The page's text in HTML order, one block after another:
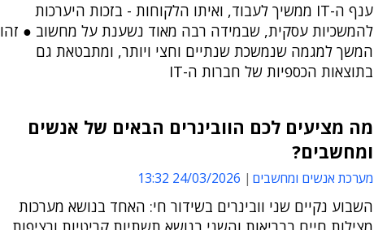
ענף ה-IT ממשיך לעבוד, ואיתו הלקוחות - בזכות היערכות
להמשכיות עסקית, שבמידה רבה מאוד נשענת על מחשוב ● זהו
המשך למגמה שנמשכת שנתיים וחצי ויותר, ומתבטאת גם
בתוצאות הכספיות של חברות ה-IT
מה מציעים לכם הוובינרים הבאים של אנשים
ומחשבים?
מערכת אנשים ומחשבים 24/03/2026 13:32
השבוע נקיים שני וובינרים בשידור חי: האחד בנושא מערכות